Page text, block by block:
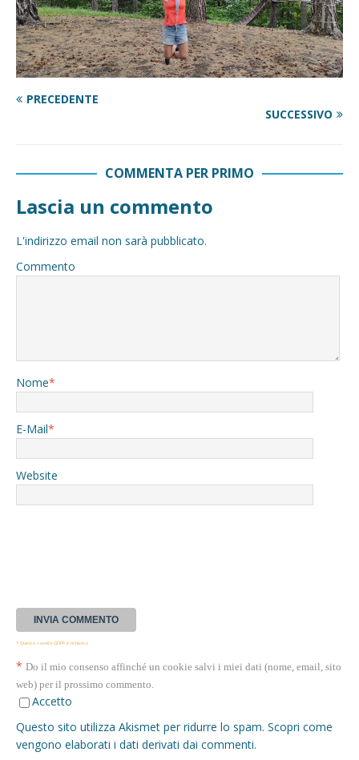
PRECEDENTE
SUCCESSIVO
COMMENTA PER PRIMO
Lascia un commento
L'indirizzo email non sarà pubblicato.
Commento
Nome*
E-Mail*
Website
* Questa casella GDPR è richiesta
* Do il mio consenso affinché un cookie salvi i miei dati (nome, email, sito
web) per il prossimo commento.
Accetto
Questo sito utilizza Akismet per ridurre lo spam. Scopri come
vengono elaborati i dati derivati dai commenti.